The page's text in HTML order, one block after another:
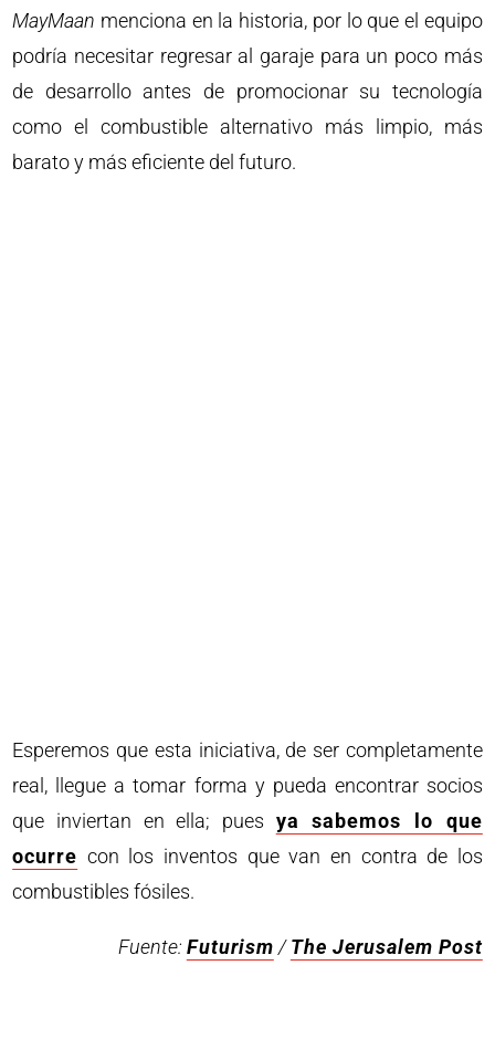
MayMaan menciona en la historia, por lo que el equipo
podría necesitar regresar al garaje para un poco más
de desarrollo antes de promocionar su tecnología
como el combustible alternativo más limpio, más
barato y más eficiente del futuro.
Esperemos que esta iniciativa, de ser completamente
real, llegue a tomar forma y pueda encontrar socios
que inviertan en ella; pues ya sabemos lo que
ocurre con los inventos que van en contra de los
combustibles fósiles.
Fuente: Futurism /The Jerusalem Post